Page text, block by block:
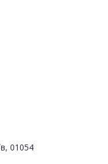
01054